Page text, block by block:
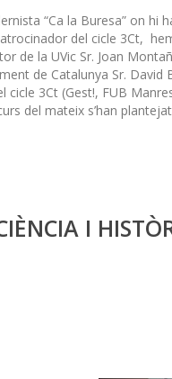
“Ca la Buresa” on hi
del cicle 3Ct,
de la UVic Sr. Joan
de Catalunya Sr.
3Ct (Gest!, FUB
del mateix s’han
I